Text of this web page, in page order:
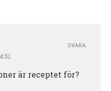
är receptet för?
SVARA